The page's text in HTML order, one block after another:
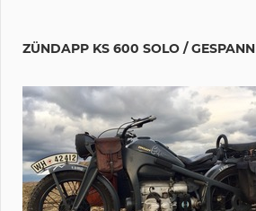
ZÜNDAPP KS 600 SOLO / GESPANN